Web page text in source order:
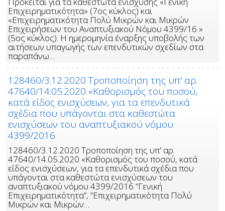
Επιχειρηματικότητα» (7ος κύκλος) και
«Επιχειρηματικότητα Πολύ Μικρών και Μικρών
Επιχειρήσεων του Αναπτυξιακού Νόμου 4399/16 »
(5ος κύκλος). Η ημερομηνία έναρξης υποβολής των
αιτήσεων υπαγωγής των επενδυτικών σχεδίων στα
παραπάνω…
128460/3.12.2020 Τροποποίηση της υπ' αρ.
47640/14.05.2020 «Καθορισμός του ποσού,
κατά είδος ενισχύσεων, για τα επενδυτικά
σχέδια που υπάγονται στα καθεστώτα
ενισχύσεων του αναπτυξιακού νόμου
4399/2016
128460/3.12.2020 Τροποποίηση της υπ' αρ.
47640/14.05.2020 «Καθορισμός του ποσού, κατά
είδος ενισχύσεων, για τα επενδυτικά σχέδια που
υπάγονται στα καθεστώτα ενισχύσεων του
αναπτυξιακού νόμου 4399/2016 “Γενική
Επιχειρηματικότητα”, “Επιχειρηματικότητα Πολύ
Μικρών και Μικρών…